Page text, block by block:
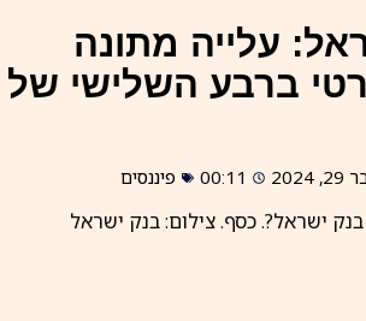
עלייה מתונה
ברבע השלישי של
00:11 פיננסים